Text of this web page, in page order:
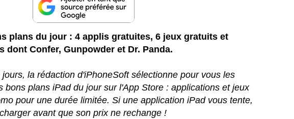
plans du jour : 4 applis gratuites, 6 jeux gratuits et
dont Confer, Gunpowder et Dr. Panda.
jours, la rédaction d'iPhoneSoft sélectionne pour vous les
bons plans iPad du jour sur l'App Store : applications et jeux
pour une durée limitée. Si une application iPad vous tente,
avant que son prix ne rechange !